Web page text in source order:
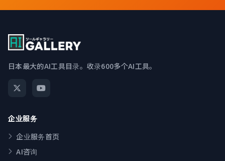
日本最大的AI工具目录。收录600多个AI工具。
企业服务
企业服务首页
AI咨询